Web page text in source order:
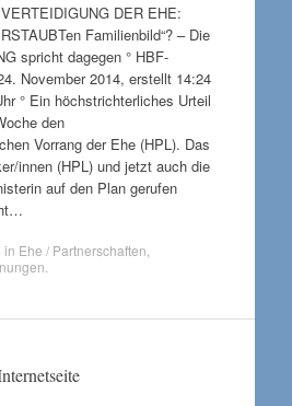
DER EHE:
Familienbild“? – Die
spricht dagegen ° HBF-
November 2014, erstellt 14:24
° Ein höchstrichterliches Urteil
den
Vorrang der Ehe (HPL). Das
innen (HPL) und jetzt auch die
auf den Plan gerufen
in Ehe / Partnerschaften